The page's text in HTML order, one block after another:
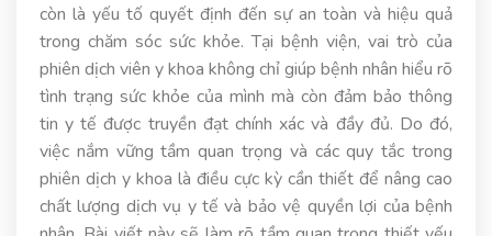
còn là yếu tố quyết định đến sự an toàn và hiệu quả
trong chăm sóc sức khỏe. Tại bệnh viện, vai trò của
phiên dịch viên y khoa không chỉ giúp bệnh nhân hiểu rõ
tình trạng sức khỏe của mình mà còn đảm bảo thông
tin y tế được truyền đạt chính xác và đầy đủ. Do đó,
việc nắm vững tầm quan trọng và các quy tắc trong
phiên dịch y khoa là điều cực kỳ cần thiết để nâng cao
chất lượng dịch vụ y tế và bảo vệ quyền lợi của bệnh